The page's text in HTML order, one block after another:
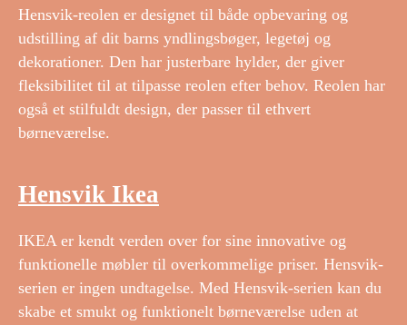
Hensvik-reolen er designet til både opbevaring og
udstilling af dit barns yndlingsbøger, legetøj og
dekorationer. Den har justerbare hylder, der giver
fleksibilitet til at tilpasse reolen efter behov. Reolen har
også et stilfuldt design, der passer til ethvert
børneværelse.
Hensvik Ikea
IKEA er kendt verden over for sine innovative og
funktionelle møbler til overkommelige priser. Hensvik-
serien er ingen undtagelse. Med Hensvik-serien kan du
skabe et smukt og funktionelt børneværelse uden at